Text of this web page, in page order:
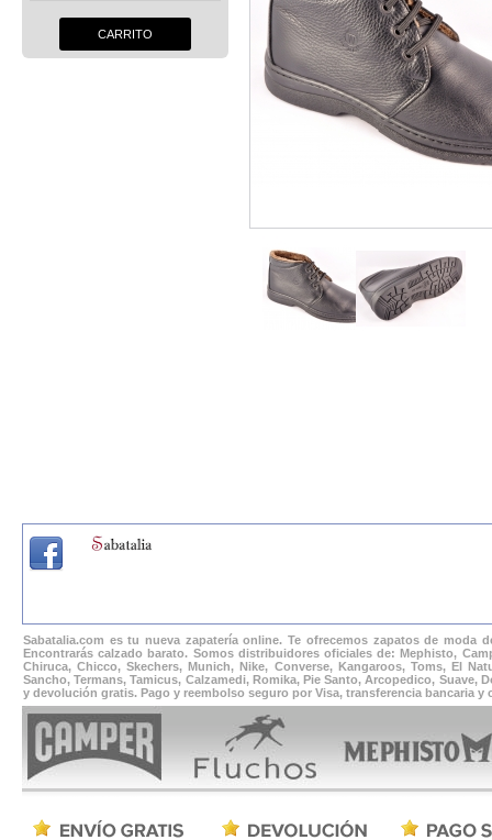
CARRITO
Sabatalia.com es tu nueva zapatería online. Te ofrecemos zapatos de moda
Encontrarás calzado barato. Somos distribuidores oficiales de: Mephisto,
Chiruca, Chicco, Skechers, Munich, Nike, Converse, Kangaroos, Toms, El
Sancho, Termans, Tamicus, Calzamedi, Romika, Pie Santo, Arcopedico,
y devolución gratis. Pago y reembolso seguro por Visa, transferencia bancaria y